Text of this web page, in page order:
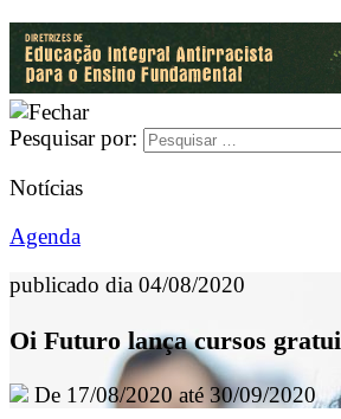
Pesquisar por:
Notícias
Agenda
publicado dia 04/08/2020
Oi Futuro lança cursos
De 17/08/2020 até 30/09/2020